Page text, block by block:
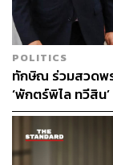
POLITICS
ทักษิณ ร่วมสวดพ
‘พักตร์พิไล ทวีสิน
หลากวงการร่วม